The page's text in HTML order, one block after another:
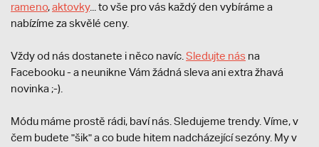
rameno,aktovky... to vše pro vás každý den vybíráme a
nabízíme za skvělé ceny.
Vždy od nás dostanete i něco navíc. Sledujte nás na
Facebooku - a neunikne Vám žádná sleva ani extra žhavá
novinka ;-).
Módu máme prostě rádi, baví nás. Sledujeme trendy. Víme, v
čem budete "šik" a co bude hitem nadcházející sezóny. My v